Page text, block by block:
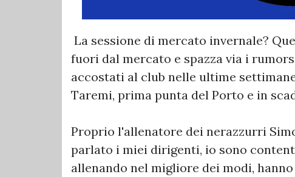
La sessione di mercato invernale?
fuori dal mercato e spazza via i
accostati al club nelle ultime
Taremi, prima punta del Porto e in
Proprio l'allenatore dei nerazzurri
parlato i miei dirigenti, io sono
allenando nel migliore dei modi,